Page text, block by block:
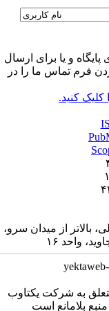
و یا برای ارسال
فرم تماس ما را در
کنید.
بالاتر از میدان سرو،
به شرکت یکتاوب
بلامانع است